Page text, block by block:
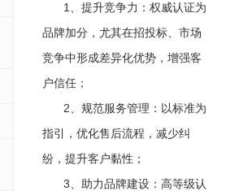
1、提升竞争力：权威认证为
品牌加分，尤其在招投标、市场
竞争中形成差异化优势，增强客
户信任；
2、规范服务管理：以标准为
指引，优化售后流程，减少纠
纷，提升客户黏性；
3、助力品牌建设：高等级认